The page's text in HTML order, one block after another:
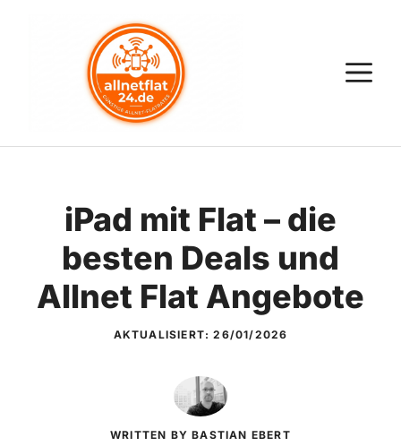
iPad mit Flat – die
besten Deals und
Allnet Flat Angebote
AKTUALISIERT:26/01/2026
WRITTEN BY BASTIAN EBERT